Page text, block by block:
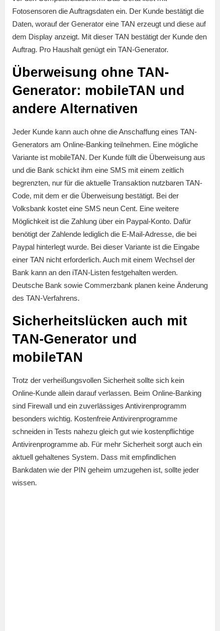
Fotosensoren die Auftragsdaten ein. Der Kunde bestätigt die
Daten, worauf der Generator eine TAN erzeugt und diese auf
dem Display anzeigt. Mit dieser TAN bestätigt der Kunde den
Auftrag. Pro Haushalt genügt ein TAN-Generator.
Überweisung ohne TAN-
Generator: mobileTAN und
andere Alternativen
Jeder Kunde kann auch ohne die Anschaffung eines TAN-
Generators am Online-Banking teilnehmen. Eine mögliche
Variante ist mobileTAN. Der Kunde füllt die Überweisung aus
und die Bank schickt ihm eine SMS mit einem zeitlich
begrenzten, nur für die aktuelle Transaktion nutzbaren TAN-
Code, mit dem er die Überweisung bestätigt. Bei der
Volksbank kostet eine SMS neun Cent. Eine weitere
Möglichkeit ist die Zahlung über ein Paypal-Konto. Dafür
benötigt der Zahlende lediglich die E-Mail-Adresse, die bei
Paypal hinterlegt wurde. Bei dieser Variante ist die Eingabe
einer TAN nicht erforderlich. Auch mit einem Wechsel der
Bank kann an den iTAN-Listen festgehalten werden.
Deutsche Bank sowie Commerzbank planen keine Änderung
des TAN-Verfahrens.
Sicherheitslücken auch mit
TAN-Generator und
mobileTAN
Trotz der verheißungsvollen Sicherheit sollte sich kein
Online-Kunde allein darauf verlassen. Beim Online-Banking
sind Firewall und ein zuverlässiges Antivirenprogramm
besonders wichtig. Kostenfreie Antivirenprogramme
schneiden in Tests nahezu gleich gut wie kostenpflichtige
Antivirenprogramme ab. Für mehr Sicherheit sorgt auch ein
aktuell gehaltenes System. Dass mit empfindlichen
Bankdaten wie der PIN geheim umzugehen ist, sollte jeder
wissen.